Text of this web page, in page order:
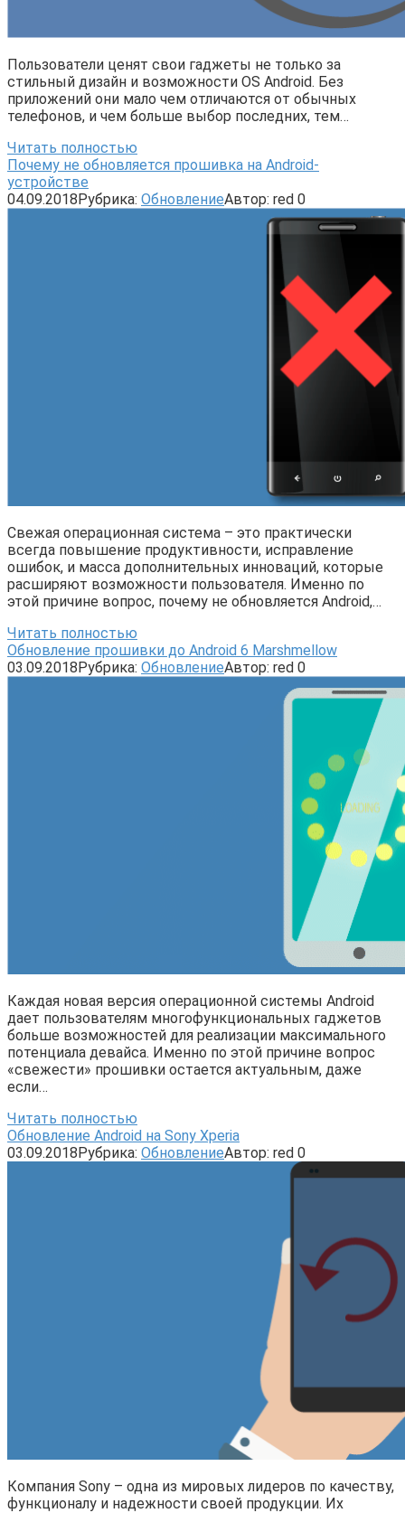
Пользователи ценят свои гаджеты не только за
стильный дизайн и возможности OS Android. Без
приложений они мало чем отличаются от обычных
телефонов, и чем больше выбор последних, тем…
Читать полностью
Почему не обновляется прошивка на Android-
устройстве
04.09.2018Рубрика: ОбновлениеАвтор: red 0
Свежая операционная система – это практически
всегда повышение продуктивности, исправление
ошибок, и масса дополнительных инноваций, которые
расширяют возможности пользователя. Именно по
этой причине вопрос, почему не обновляется Android,…
Читать полностью
Обновление прошивки до Android 6 Marshmellow
03.09.2018Рубрика: ОбновлениеАвтор: red 0
Каждая новая версия операционной системы Android
дает пользователям многофункциональных гаджетов
больше возможностей для реализации максимального
потенциала девайса. Именно по этой причине вопрос
«свежести» прошивки остается актуальным, даже
если…
Читать полностью
Обновление Android на Sony Xperia
03.09.2018Рубрика: ОбновлениеАвтор: red 0
Компания Sony – одна из мировых лидеров по качеству,
функционалу и надежности своей продукции. Их